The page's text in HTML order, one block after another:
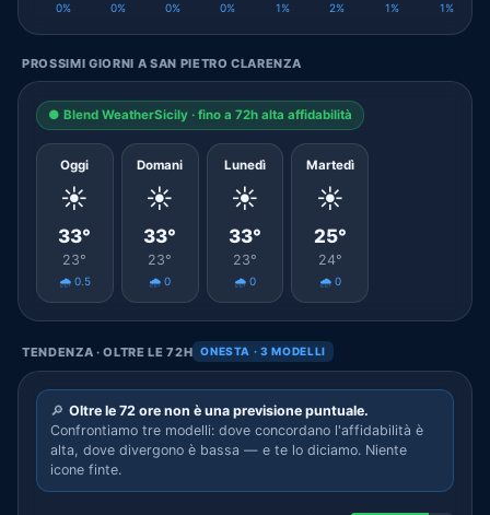
0% 0% 0% 0% 1% 2% 1% 1%
PROSSIMI GIORNI A SAN PIETRO CLARENZA
● Blend WeatherSicily · fino a 72h alta affidabilità
Oggi
☀️
33°
23°
🌧️ 0.5
Domani
☀️
33°
23°
🌧️ 0
Lunedì
☀️
33°
23°
🌧️ 0
Martedì
☀️
25°
24°
🌧️ 0
TENDENZA · OLTRE LE 72H ONESTA · 3 MODELLI
🔎 Oltre le 72 ore non è una previsione puntuale.
Confrontiamo tre modelli: dove concordano l'affidabilità è
alta, dove divergono è bassa — e te lo diciamo. Niente
icone finte.